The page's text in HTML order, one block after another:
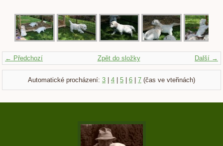
← Předchozí Další →
Zpět do složky
Automatické procházení: 3 4 5 6 7 (čas ve vteřinách)